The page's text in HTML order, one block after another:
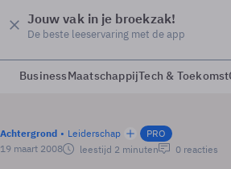
Jouw vak in je broekzak!
De beste leeservaring met de app
BusinessMaatschappijTech & Toekomst
Achtergrond Leiderschap
PRO
19 maart 2008
leestijd 2 minuten 0 reacties